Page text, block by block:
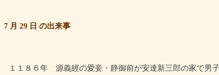
7 月 29 日 の出来事